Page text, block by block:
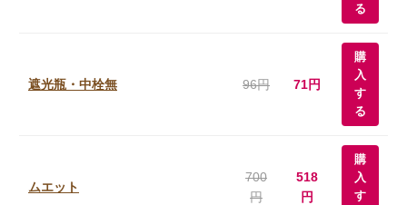
る
遮光瓶・中栓無 96円 71円
購
入
す
る
ムエット
700
円
518
円
購
入
す